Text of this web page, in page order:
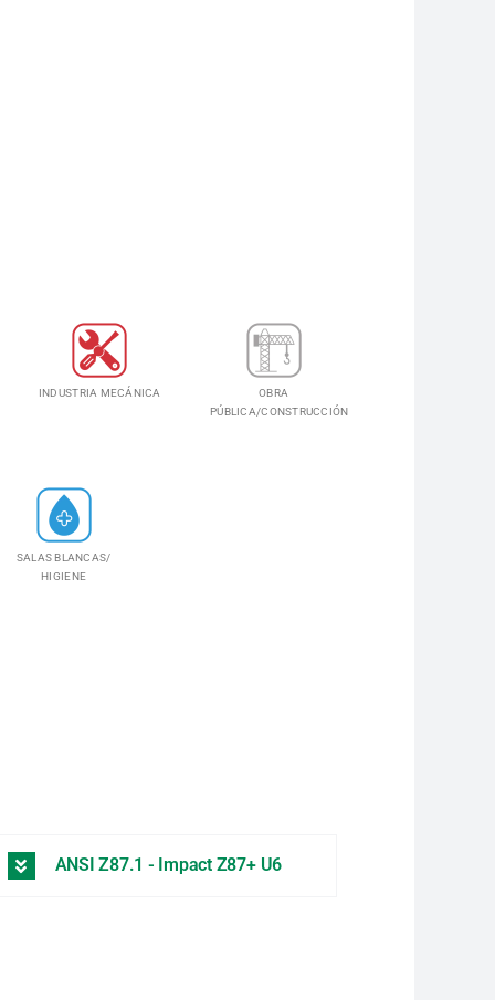
INDUSTRIA MECÁNICA
OBRA
PÚBLICA/CONSTRUCCIÓN
SALAS BLANCAS/
HIGIENE
ANSI Z87.1 - Impact Z87+ U6